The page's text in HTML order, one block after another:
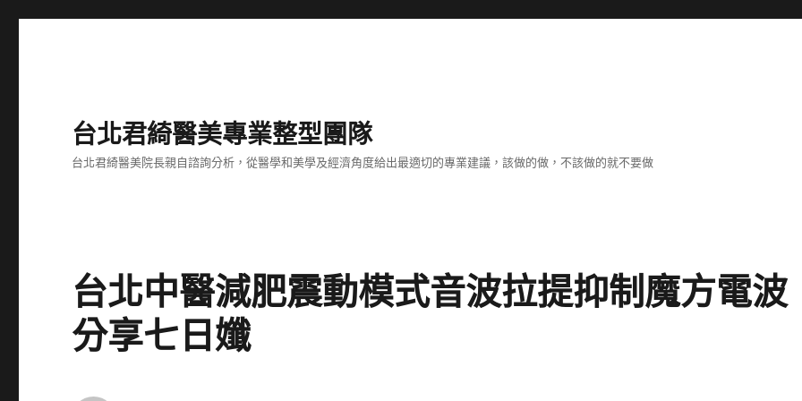
台北君綺醫美專業整型團隊
台北君綺醫美院長親自諮詢分析，從醫學和美學及經濟角度給出最適切的專業建議，該做的做，不該做的就不要做
台北中醫減肥震動模式音波拉提抑制魔方電波
分享七日孅